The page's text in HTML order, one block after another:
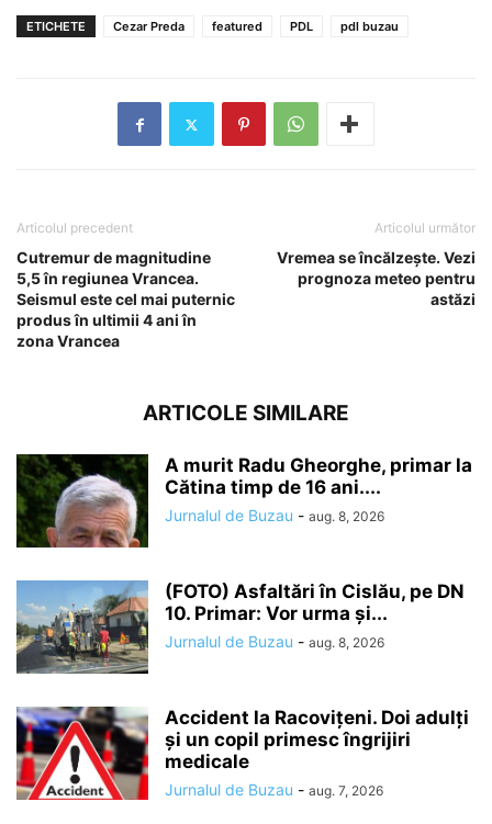
ETICHETE Cezar Preda featured PDL pdl buzau
Articolul precedent
Cutremur de magnitudine
5,5 în regiunea Vrancea.
Seismul este cel mai puternic
produs în ultimii 4 ani în
zona Vrancea
Articolul următor
Vremea se încălzește. Vezi
prognoza meteo pentru
astăzi
ARTICOLE SIMILARE
A murit Radu Gheorghe, primar la
Cătina timp de 16 ani....
Jurnalul de Buzau - aug. 8, 2026
(FOTO) Asfaltări în Cislău, pe DN
10. Primar: Vor urma și...
Jurnalul de Buzau - aug. 8, 2026
Accident la Racovițeni. Doi adulți
și un copil primesc îngrijiri
medicale
Jurnalul de Buzau - aug. 7, 2026